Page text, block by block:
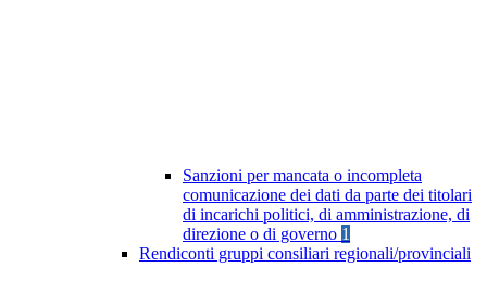
Sanzioni per mancata o incompleta
comunicazione dei dati da parte dei titolari
di incarichi politici, di amministrazione, di
direzione o di governo 1
Rendiconti gruppi consiliari regionali/provinciali